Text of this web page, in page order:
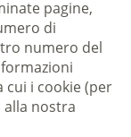
pagine,
di
numero del
cui i cookie (per
nostra